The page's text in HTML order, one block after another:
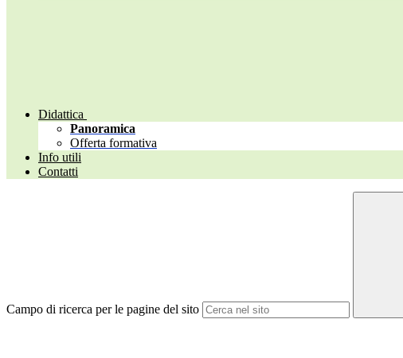
Didattica
Panoramica
Offerta formativa
Info utili
Contatti
Campo di ricerca per le pagine del sito